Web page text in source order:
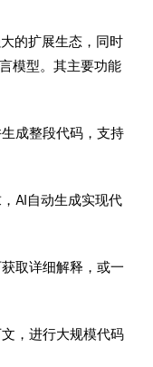
的扩展生态，同时
模型。其主要功能
成整段代码，支持
AI自动生成实现代
取详细解释，或一
，进行大规模代码